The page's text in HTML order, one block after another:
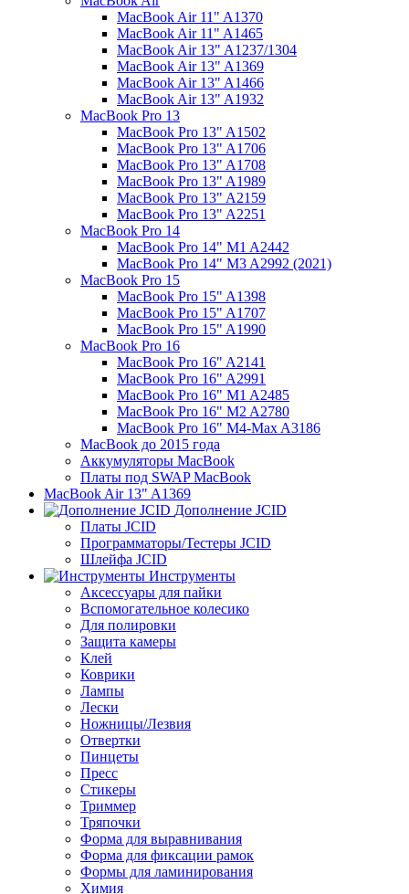
MacBook Air 11" A1370
MacBook Air 11" A1465
MacBook Air 13" A1237/1304
MacBook Air 13" A1369
MacBook Air 13" A1466
MacBook Air 13" A1932
MacBook Pro 13
MacBook Pro 13" A1502
MacBook Pro 13" A1706
MacBook Pro 13" A1708
MacBook Pro 13" A1989
MacBook Pro 13" A2159
MacBook Pro 13" A2251
MacBook Pro 14
MacBook Pro 14" M1 A2442
MacBook Pro 14" M3 A2992 (2021)
MacBook Pro 15
MacBook Pro 15" A1398
MacBook Pro 15" A1707
MacBook Pro 15" A1990
MacBook Pro 16
MacBook Pro 16" A2141
MacBook Pro 16" A2991
MacBook Pro 16" M1 A2485
MacBook Pro 16" M2 A2780
MacBook Pro 16" M4-Max A3186
MacBook до 2015 года
Аккумуляторы MacBook
Платы под SWAP MacBook
MacBook Air 13" A1369
Дополнение JCID
Платы JCID
Программаторы/Тестеры JCID
Шлейфа JCID
Инструменты
Аксессуары для пайки
Вспомогательное колесико
Для полировки
Защита камеры
Клей
Коврики
Лампы
Лески
Ножницы/Лезвия
Отвертки
Пинцеты
Пресс
Стикеры
Триммер
Тряпочки
Форма для выравнивания
Форма для фиксации рамок
Формы для ламинирования
Химия